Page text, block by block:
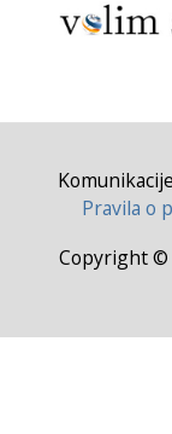
Pravila o
Copyright ©